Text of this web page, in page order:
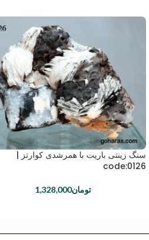
سنگ زینتی باریت با همرشدی کوارتز |
code:0126
تومان1,328,000